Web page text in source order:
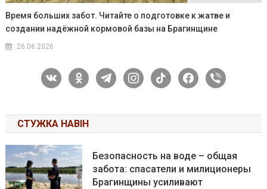
Время больших забот. Читайте о подготовке к жатве и
создании надёжной кормовой базы на Брагинщине
26.06.2026
vkontakteodnoklassniki
telegraminstagram
tiktok facebook
viber
СТУЖКА НАВІН
Безопасность на воде – общая
забота: спасатели и милиционеры
Брагинщины усиливают